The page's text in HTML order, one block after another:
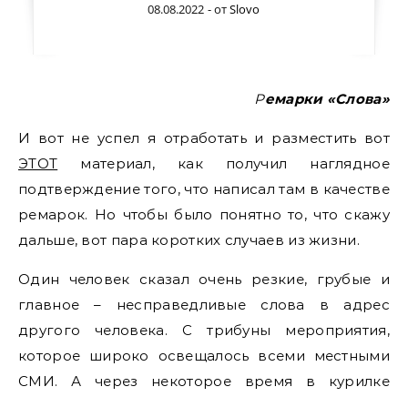
08.08.2022 - отSlovo
Ремарки «Слова»
И вот не успел я отработать и разместить вот
ЭТОТ материал, как получил наглядное
подтверждение того, что написал там в качестве
ремарок. Но чтобы было понятно то, что скажу
дальше, вот пара коротких случаев из жизни.
Один человек сказал очень резкие, грубые и
главное – несправедливые слова в адрес
другого человека. С трибуны мероприятия,
которое широко освещалось всеми местными
СМИ. А через некоторое время в курилке